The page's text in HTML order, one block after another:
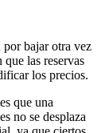
por bajar otra vez
las reservas
los precios.
que una
no se desplaza